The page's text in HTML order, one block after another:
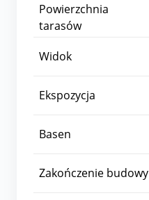
Powierzchnia
tarasów
Widok
Ekspozycja
Basen
Zakończenie budowy